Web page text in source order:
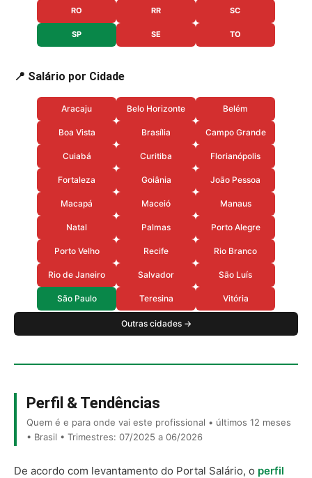
RO RR SC
SP SE TO
📍 Salário por Cidade
Aracaju Belo Horizonte Belém
Boa Vista Brasília Campo Grande
Cuiabá Curitiba Florianópolis
Fortaleza Goiânia João Pessoa
Macapá Maceió Manaus
Natal Palmas Porto Alegre
Porto Velho Recife Rio Branco
Rio de Janeiro Salvador São Luís
São Paulo Teresina Vitória
Outras cidades →
Perfil & Tendências
Quem é e para onde vai este profissional • últimos 12 meses
• Brasil • Trimestres: 07/2025 a 06/2026
De acordo com levantamento do Portal Salário, o perfil